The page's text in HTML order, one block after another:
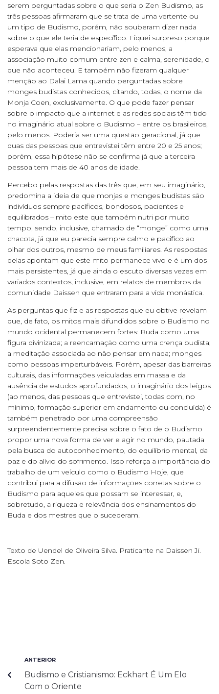
serem perguntadas sobre o que seria o Zen Budismo, as
três pessoas afirmaram que se trata de uma vertente ou
um tipo de Budismo, porém, não souberam dizer nada
sobre o que ele teria de específico. Fiquei surpreso porque
esperava que elas mencionariam, pelo menos, a
associação muito comum entre zen e calma, serenidade, o
que não aconteceu. E também não fizeram qualquer
menção ao Dalai Lama quando perguntadas sobre
monges budistas conhecidos, citando, todas, o nome da
Monja Coen, exclusivamente. O que pode fazer pensar
sobre o impacto que a internet e as redes sociais têm tido
no imaginário atual sobre o Budismo – entre os brasileiros,
pelo menos. Poderia ser uma questão geracional, já que
duas das pessoas que entrevistei têm entre 20 e 25 anos;
porém, essa hipótese não se confirma já que a terceira
pessoa tem mais de 40 anos de idade.
Percebo pelas respostas das três que, em seu imaginário,
predomina a ideia de que monjas e monges budistas são
indivíduos sempre pacíficos, bondosos, pacientes e
equilibrados – mito este que também nutri por muito
tempo, sendo, inclusive, chamado de “monge” como uma
chacota, já que eu parecia sempre calmo e pacifico ao
olhar dos outros, mesmo de meus familiares. As respostas
delas apontam que este mito permanece vivo e é um dos
mais persistentes, já que ainda o escuto diversas vezes em
variados contextos, inclusive, em relatos de membros da
comunidade Daissen que entraram para a vida monástica.
As perguntas que fiz e as respostas que eu obtive revelam
que, de fato, os mitos mais difundidos sobre o Budismo no
mundo ocidental permanecem fortes: Buda como uma
figura divinizada; a reencarnação como uma crença budista;
a meditação associada ao não pensar em nada; monges
como pessoas imperturbáveis. Porém, apesar das barreiras
culturais, das informações veiculadas em massa e da
ausência de estudos aprofundados, o imaginário dos leigos
(ao menos, das pessoas que entrevistei, todas com, no
mínimo, formação superior em andamento ou concluída) é
também penetrado por uma compreensão
surpreendentemente precisa sobre o fato de o Budismo
propor uma nova forma de ver e agir no mundo, pautada
pela busca do autoconhecimento, do equilíbrio mental, da
paz e do alívio do sofrimento. Isso reforça a importância do
trabalho de um veículo como o Budismo Hoje, que
contribui para a difusão de informações corretas sobre o
Budismo para aqueles que possam se interessar, e,
sobretudo, a riqueza e relevância dos ensinamentos do
Buda e dos mestres que o sucederam.
Texto de Uendel de Oliveira Silva. Praticante na Daissen Ji.
Escola Soto Zen.
ANTERIOR
Budismo e Cristianismo: Eckhart É Um Elo
Com o Oriente